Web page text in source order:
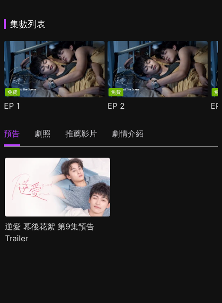
集數列表
免費
EP 1
免費
EP 2
免
預告 劇照 推薦影片 劇情介紹
逆愛 幕後花絮 第9集預告
Trailer